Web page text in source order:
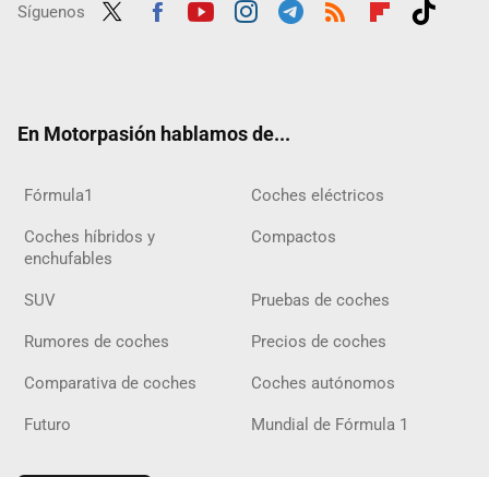
Síguenos
En Motorpasión hablamos de...
Fórmula1 Coches eléctricos
Coches híbridos y
enchufables
Compactos
SUV Pruebas de coches
Rumores de coches Precios de coches
Comparativa de coches Coches autónomos
Futuro Mundial de Fórmula 1